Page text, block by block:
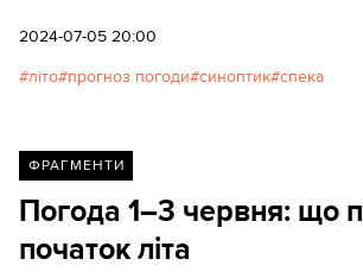
2024-07-05 20:00
літо прогноз погоди синоптик спека
ФРАГМЕНТИ
Погода 1–3 червня: що
початок літа